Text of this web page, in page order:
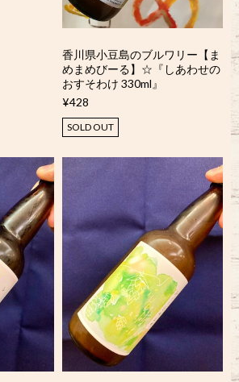
香川県小豆島のブルワリー【ま
めまめびーる】☆『しあわせの
おすそわけ 330ml』
¥428
SOLD OUT